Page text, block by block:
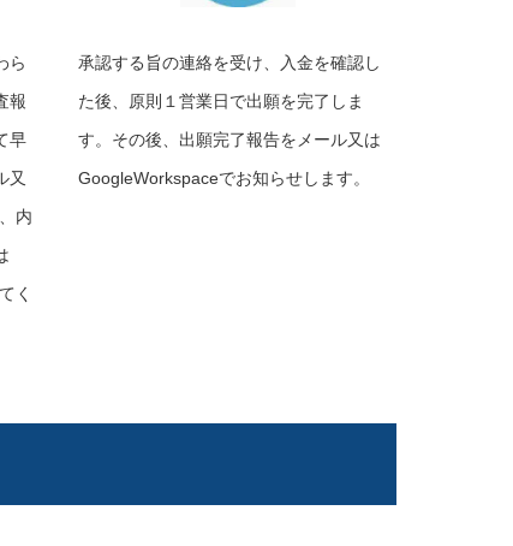
ら
報
早
又
内
く
承認する旨の連絡を受け、入金を確認し
た後、原則１営業日で出願を完了しま
す。その後、出願完了報告をメール又は
GoogleWorkspaceでお知らせします。